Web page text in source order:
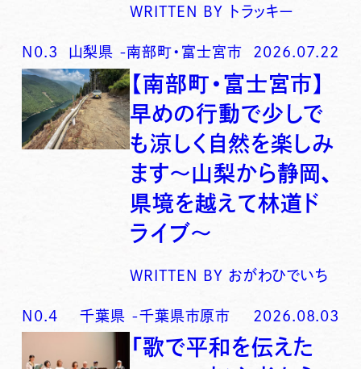
WRITTEN BY トラッキー
N0. 3 山梨県 -南部町・富士宮市 2026.07.22
【南部町・富士宮市】
早めの行動で少しで
も涼しく自然を楽しみ
ます〜山梨から静岡、
県境を越えて林道ド
ライブ〜
WRITTEN BY おがわひでいち
N0. 4 千葉県 -千葉県市原市 2026.08.03
「歌で平和を伝えた